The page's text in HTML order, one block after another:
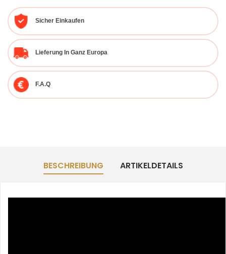
Sicher Einkaufen
Lieferung In Ganz Europa
F.A.Q
BESCHREIBUNG ARTIKELDETAILS